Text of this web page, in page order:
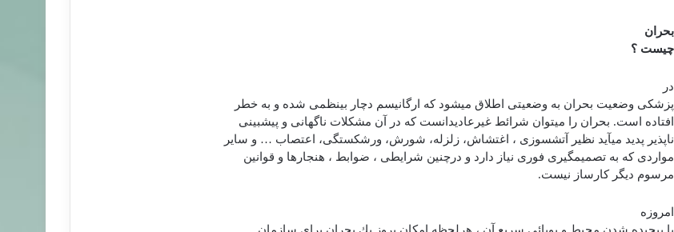
بحران
چیست ؟
در
پزشكی وضعیت بحران به وضعیتی اطلاق می‏شود كه ارگانیسم دچار بی‏نظمی شده و به خطر
افتاده است. بحران را می‏توان شرائط غیرعادی‏دانست كه در آن مشكلات ناگهانی و پیش‏بینی
ناپذیر پدید می‏آید نظیر آتش‏سوزی ، اغتشاش، زلزله، شورش، ورشكستگی، اعتصاب … و سایر
مواردی كه به تصمیم‏گیری فوری نیاز دارد و درچنین شرایطی ، ضوابط ، هنجارها و قوانین
مرسوم دیگر كارساز نیست.
امروزه